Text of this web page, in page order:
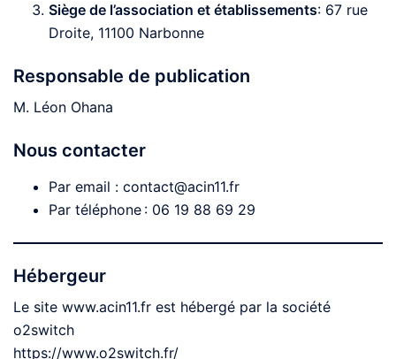
Siège de l’association et établissements: 67 rue
Droite, 11100 Narbonne
Responsable de publication
M. Léon Ohana
Nous contacter
Par email : contact@acin11.fr
Par téléphone : ‭06 19 88 69 29‬
Hébergeur
Le site www.acin11.fr est hébergé par la société
o2switch
https://www.o2switch.fr/